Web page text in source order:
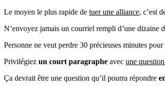
Le moyen le plus rapide de tuer une alliance, c’est
N’envoyez jamais un courriel rempli d’une dizaine
Personne ne veut perdre 30 précieuses minutes
Privilégiez un court paragraphe avec une
Ça devrait être une question qu’il pourra répondre